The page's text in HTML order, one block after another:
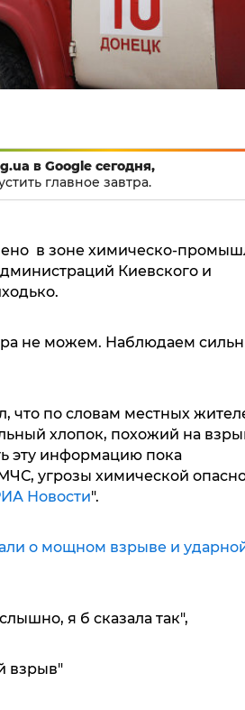
в Google сегодня,
главное завтра.
в зоне химическо-
Киевского и
не можем. Наблюдаем
что по словам местных
хлопок, похожий на
эту информацию пока
угрозы химической
Новости".
о мощном взрыве и
я б сказала так",
взрыв"